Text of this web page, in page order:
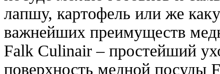
лапшу, картофель или же
важнейших преимуществ
Falk Culinair – простейший
поверхность медной посуды